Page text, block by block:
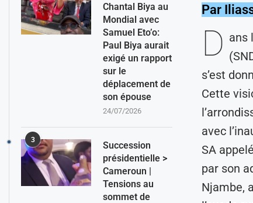
Par
D ans
s’est
Cette
avec
SA
par son
Njambe,
Chantal Biya au
Mondial avec
Samuel Eto’o:
Paul Biya aurait
exigé un rapport
sur le
déplacement de
son épouse
24/07/2026
3
Succession
présidentielle >
Cameroun |
Tensions au
sommet de